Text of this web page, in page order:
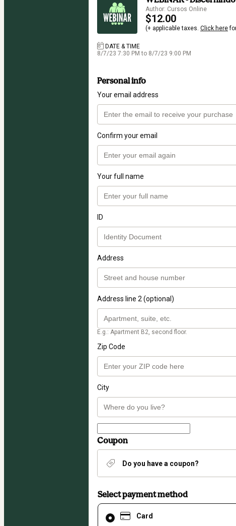
Author: Cursos Online
$12.00
(+ applicable taxes. Click here
DATE & TIME
8/7/23 7:30 PM to 8/7/23 9:00 PM
Personal info
Your email address
Confirm your email
Your full name
ID
Address
Address line 2 (optional)
E.g.: Apartment B2, second floor.
Zip Code
City
Coupon
Do you have a coupon?
Select payment method
Card
Card
selected